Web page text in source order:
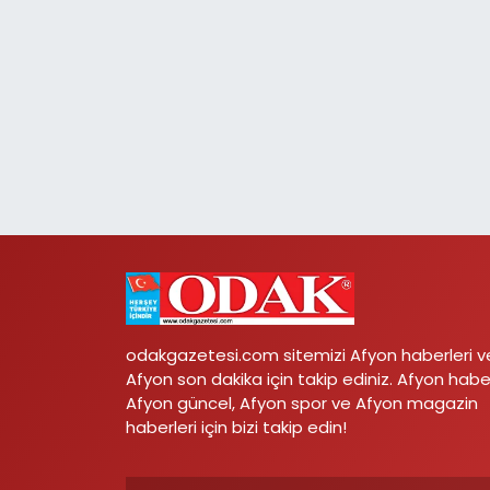
odakgazetesi.com sitemizi Afyon haberleri
Afyon son dakika için takip ediniz. Afyon
Afyon güncel, Afyon spor ve Afyon magazin
haberleri için bizi takip edin!